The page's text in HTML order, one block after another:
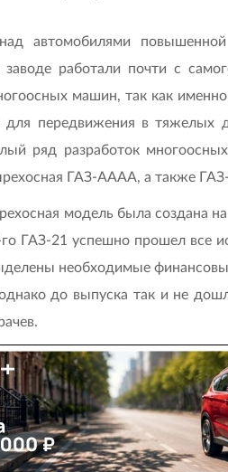
автомобилями
заводе работали почти с
машин, так как
для передвижения в тяжелых
ряд разработок
ГАЗ-АААА, а также
модель была создана
ГАЗ-21 успешно прошел все
необходимые
до выпуска так и не